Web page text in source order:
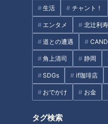
生活 チャント！
エンタメ 北辻利寿
道との遭遇
角上清司 静岡
SDGs if珈琲店
おでかけ お金
タグ検索
ぜ合わせる。
2 赤えびは頭と殻、背ワタ
き、長さを半分に切る。
3 1と2を合わせてあえ、冷
にして器に広げる。3をのせ